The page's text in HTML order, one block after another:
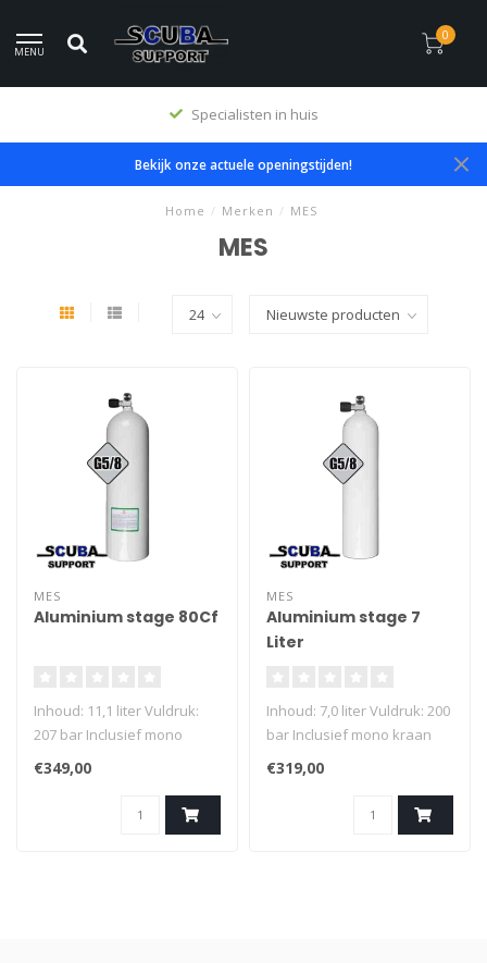
MENU
0
Specialisten in huis
Bekijk onze actuele openingstijden!
Home / Merken / MES
MES
MES
Aluminium stage 80Cf
Inhoud: 11,1 liter Vuldruk:
207 bar Inclusief mono
kraan met rubberen
kraanknop Schroefdraad
cilinderhals: M25x2
Schroefdraad 1e trap: DIN
€349,00
MES
Aluminium stage 7
Liter
Inhoud: 7,0 liter Vuldruk: 200
bar Inclusief mono kraan
met rubberen kraanknop
Schroefdraad cilinderhals:
M25x2 Schroefdraad 1e
trap: DIN G5/8 Gewicht: 9,8
€319,00